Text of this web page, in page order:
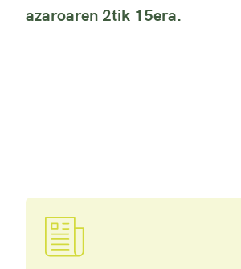
azaroaren 2tik 15era.